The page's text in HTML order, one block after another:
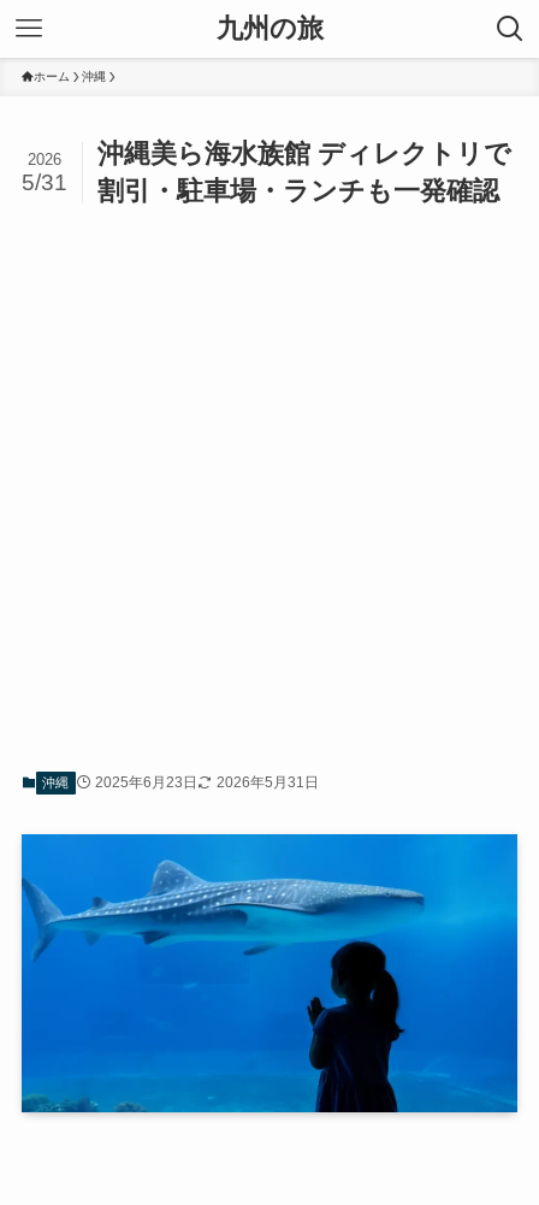
九州の旅
ホーム 沖縄
沖縄美ら海水族館 ディレクトリで
割引・駐車場・ランチも一発確認
2026
5/31
沖縄 2025年6月23日 2026年5月31日